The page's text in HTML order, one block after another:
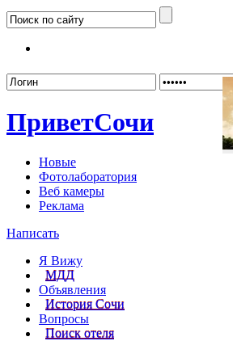
ПриветСочи
Новые
Фотолаборатория
Веб камеры
Реклама
Написать
Я Вижу
МДД
Объявления
История Сочи
Вопросы
Поиск отеля